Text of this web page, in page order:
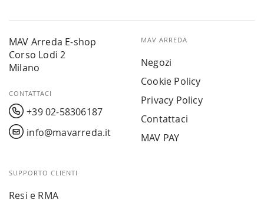
MAV Arreda E-shop
Corso Lodi 2
Milano
CONTATTACI
+39 02-58306187
info@mavarreda.it
MAV ARREDA
Negozi
Cookie Policy
Privacy Policy
Contattaci
MAV PAY
SUPPORTO CLIENTI
Resi e RMA